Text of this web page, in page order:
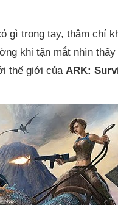
gì trong tay, thậm chí
khi tận mắt nhìn thấy
thế giới của ARK: